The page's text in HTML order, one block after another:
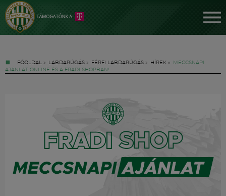
FŐOLDAL » LABDARÚGÁS » FÉRFI LABDARÚGÁS » HÍREK »
MECCSNAPI
AJÁNLAT ONLINE ÉS A FRADI SHOPBAN!
FM YouTube +